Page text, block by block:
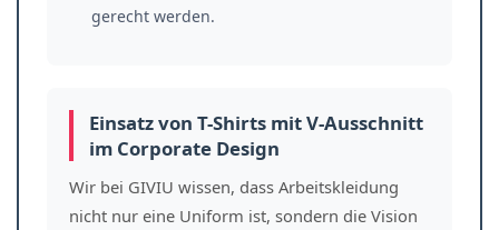
gerecht werden.
Einsatz von T-Shirts mit V-Ausschnitt
im Corporate Design
Wir bei GIVIU wissen, dass Arbeitskleidung
nicht nur eine Uniform ist, sondern die Vision